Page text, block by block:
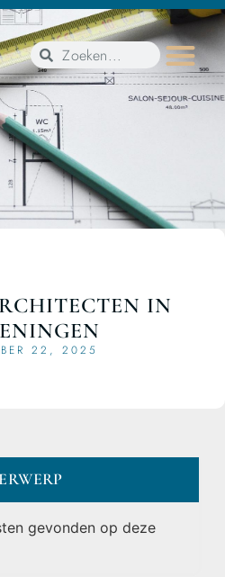
IN
22, 2025
gevonden op deze